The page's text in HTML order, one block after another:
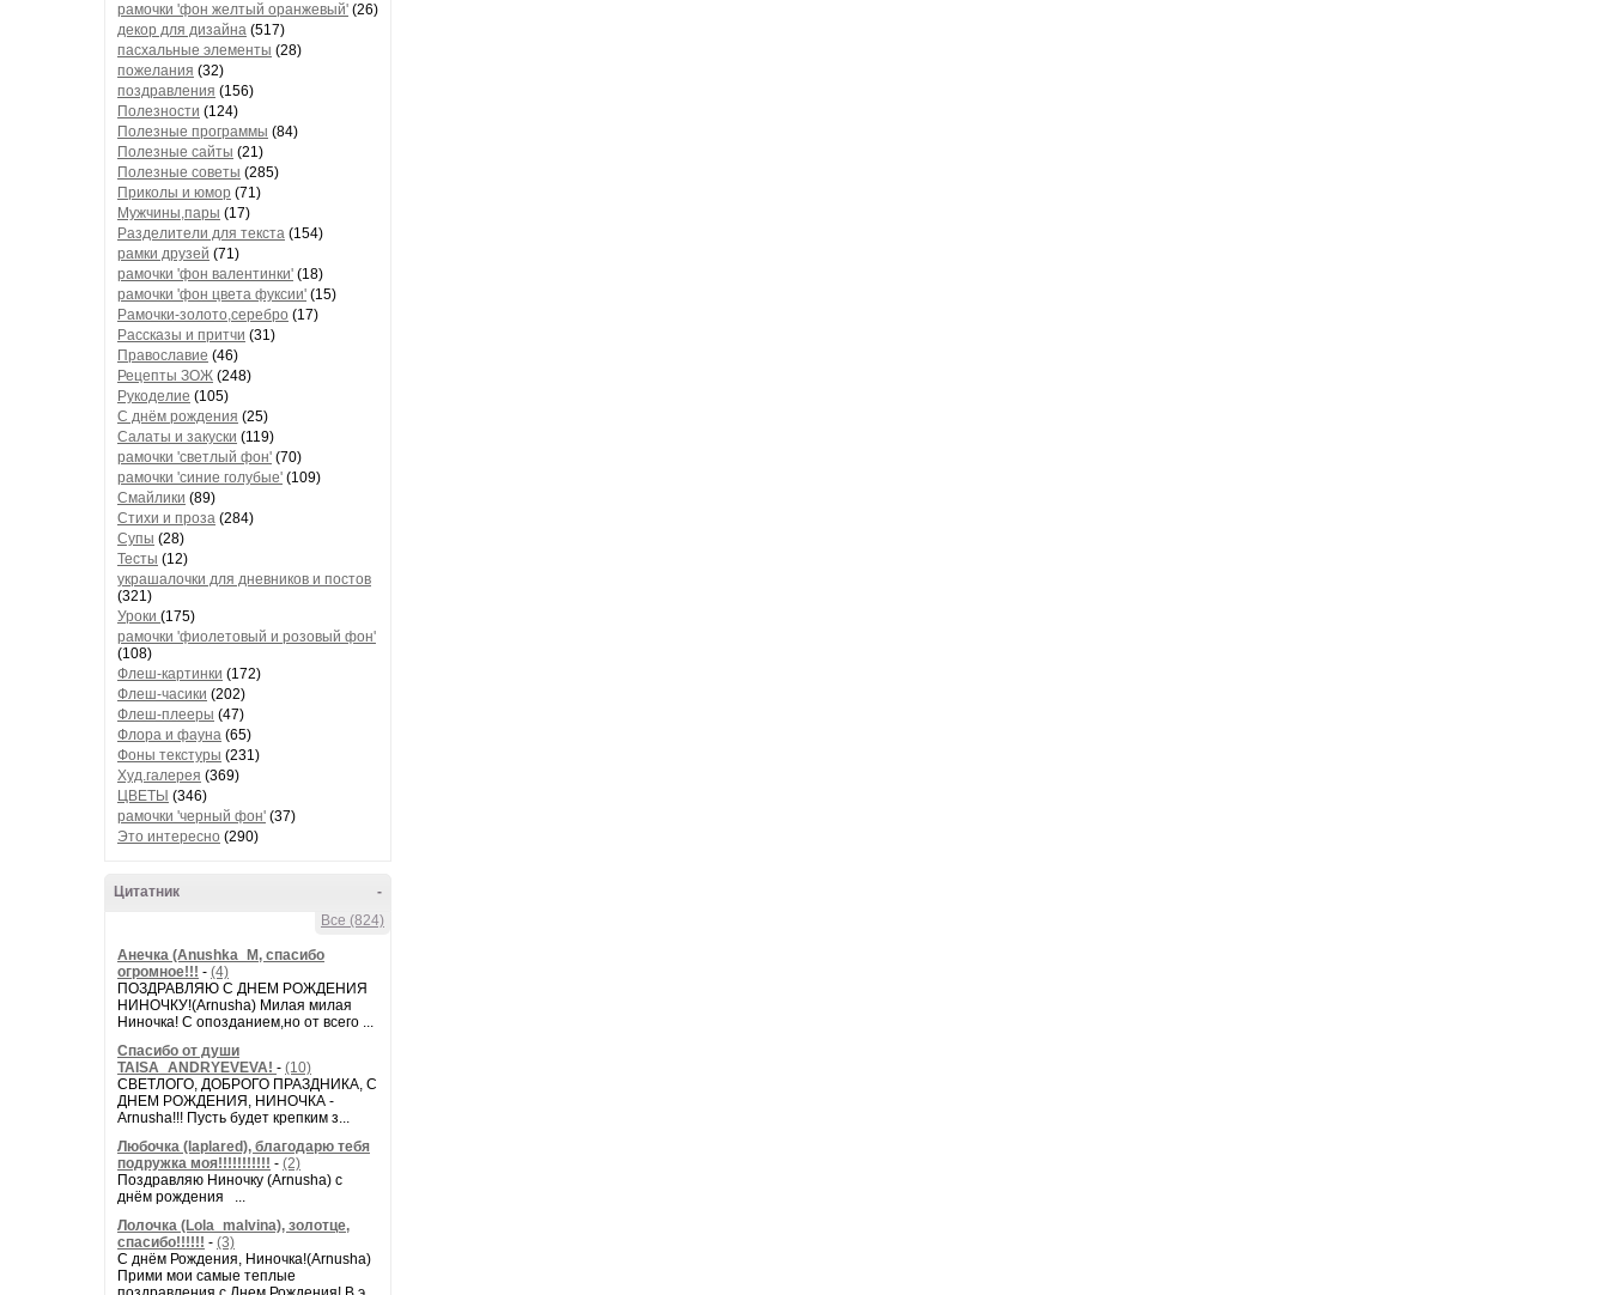
рамочки 'фон желтый оранжевый' (26)
декор для дизайна (517)
пасхальные элементы (28)
пожелания (32)
поздравления (156)
Полезности (124)
Полезные программы (84)
Полезные сайты (21)
Полезные советы (285)
Приколы и юмор (71)
Мужчины,пары (17)
Разделители для текста (154)
рамки друзей (71)
рамочки 'фон валентинки' (18)
рамочки 'фон цвета фуксии' (15)
Рамочки-золото,серебро (17)
Рассказы и притчи (31)
Православие (46)
Рецепты ЗОЖ (248)
Рукоделие (105)
С днём рождения (25)
Салаты и закуски (119)
рамочки 'светлый фон' (70)
рамочки 'синие голубые' (109)
Смайлики (89)
Стихи и проза (284)
Супы (28)
Тесты (12)
украшалочки для дневников и постов
(321)
Уроки (175)
рамочки 'фиолетовый и розовый фон'
(108)
Флеш-картинки (172)
Флеш-часики (202)
Флеш-плееры (47)
Флора и фауна (65)
Фоны текстуры (231)
Худ.галерея (369)
ЦВЕТЫ (346)
рамочки 'черный фон' (37)
Это интересно (290)
-
Цитатник
Все (824)
Анечка (Anushka_M, спасибо
огромное!!! - (4)
ПОЗДРАВЛЯЮ С ДНЕМ РОЖДЕНИЯ
НИНОЧКУ!(Arnusha) Милая милая
Ниночка! С опозданием,но от всего ...
Спасибо от души
TAISA_ANDRYEVEVA! - (10)
СВЕТЛОГО, ДОБРОГО ПРАЗДНИКА, С
ДНЕМ РОЖДЕНИЯ, НИНОЧКА -
Arnusha!!! Пусть будет крепким з...
Любочка (laplared), благодарю тебя
подружка моя!!!!!!!!!!! - (2)
Поздравляю Ниночку (Arnusha) с
днём рождения ...
Лолочка (Lola_malvina), золотце,
спасибо!!!!!! - (3)
С днём Рождения, Ниночка!(Аrnusha)
Прими мои самые теплые